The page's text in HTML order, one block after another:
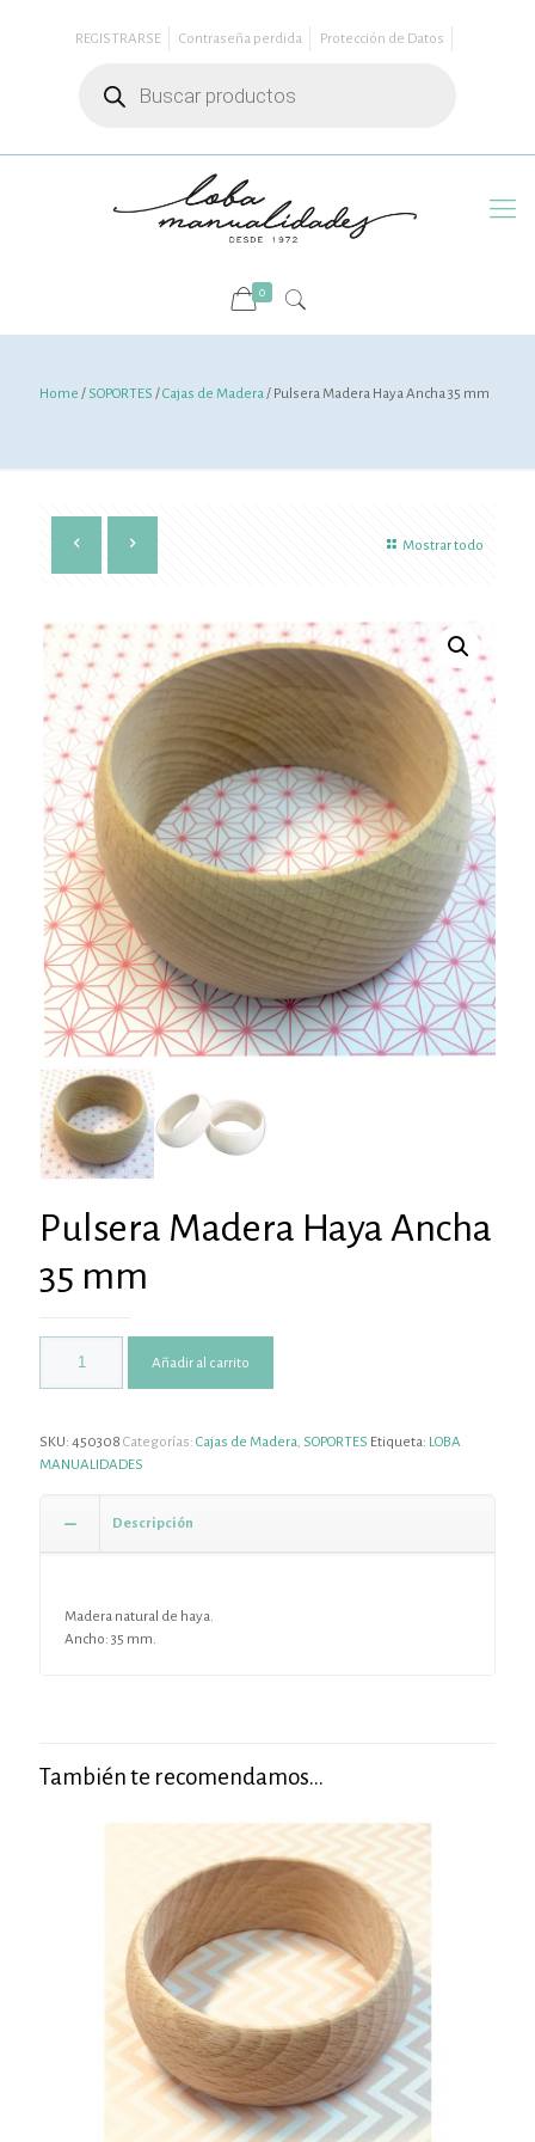
REGISTRARSE Contraseña perdida
Protección de Datos
productos
0
Home / SOPORTES /Cajas de Madera/ Pulsera Madera Haya Ancha 35 mm
Mostrar todo
Pulsera Madera Haya Ancha
35 mm
Añadir al carrito
SKU: 450308 Categorías: Cajas de Madera SOPORTES Etiqueta: LOBA
MANUALIDADES
Descripción
Madera natural de haya.
Ancho: 35 mm.
También te recomendamos…